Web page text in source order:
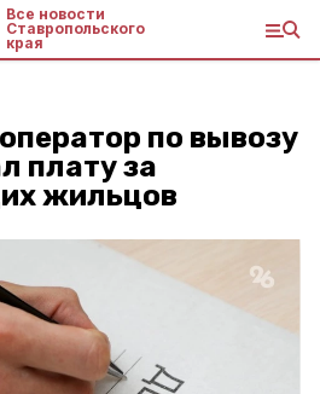
Все новости
Ставропольского
края
по вывозу
плату за
жильцов